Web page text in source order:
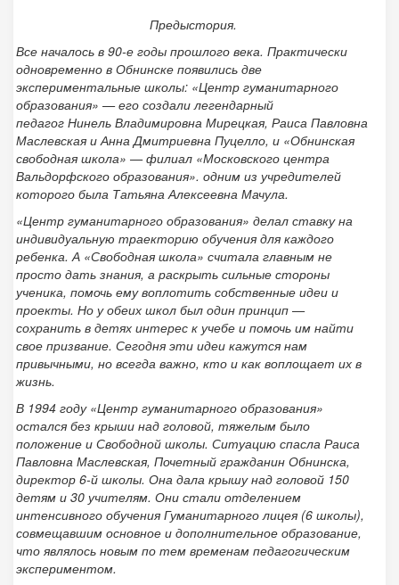
Предыстория.
Все началось в 90-е годы прошлого века. Практически
одновременно в Обнинске появились две
экспериментальные школы: «Центр гуманитарного
образования» — его создали легендарный
педагог Нинель Владимировна Мирецкая, Раиса Павловна
Маслевская и Анна Дмитриевна Пуцелло, и «Обнинская
свободная школа» — филиал «Московского центра
Вальдорфского образования». одним из учредителей
которого была Татьяна Алексеевна Мачула.
«Центр гуманитарного образования» делал ставку на
индивидуальную траекторию обучения для каждого
ребенка. А «Свободная школа» считала главным не
просто дать знания, а раскрыть сильные стороны
ученика, помочь ему воплотить собственные идеи и
проекты. Но у обеих школ был один принцип —
сохранить в детях интерес к учебе и помочь им найти
свое призвание. Сегодня эти идеи кажутся нам
привычными, но всегда важно, кто и как воплощает их в
жизнь.
В 1994 году «Центр гуманитарного образования»
остался без крыши над головой, тяжелым было
положение и Свободной школы. Ситуацию спасла Раиса
Павловна Маслевская, Почетный гражданин Обнинска,
директор 6-й школы. Она дала крышу над головой 150
детям и 30 учителям. Они стали отделением
интенсивного обучения Гуманитарного лицея (6 школы),
совмещавшим основное и дополнительное образование,
что являлось новым по тем временам педагогическим
экспериментом.